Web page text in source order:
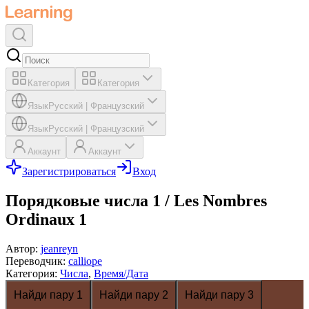
Категория Категория
ЯзыкРусский Французский
ЯзыкРусский Французский
Аккаунт Аккаунт
Зарегистрироваться Вход
Порядковые числа 1 / Les Nombres
Ordinaux 1
Автор: jeanreyn
Переводчик: calliope
Категория: Числа, Время/Дата
Найди пару 1
Найди пару 2 Найди пару 3